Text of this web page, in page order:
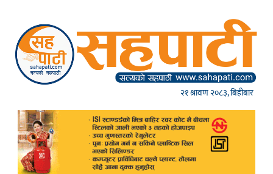
२१ श्रावण २०८३, बिहीबार